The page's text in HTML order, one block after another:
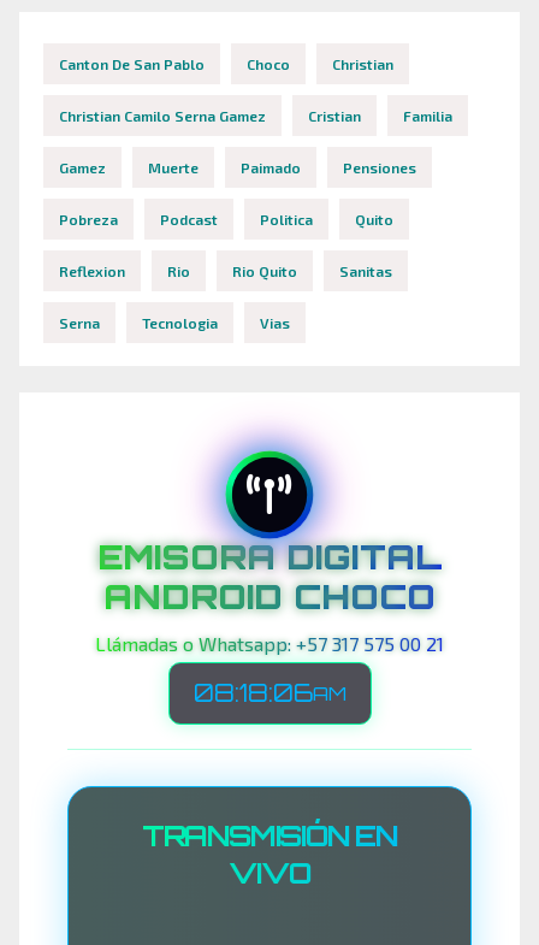
Canton De San Pablo Choco Christian
Christian Camilo Serna Gamez Cristian Familia
Gamez Muerte Paimado Pensiones
Pobreza Podcast Politica Quito
Reflexion Rio Rio Quito Sanitas
Serna Tecnologia Vias
EMISORA DIGITAL
ANDROID CHOCO
Llámadas o Whatsapp: +57 317 575 00 21
08:18:09AM
TRANSMISIÓN EN
VIVO